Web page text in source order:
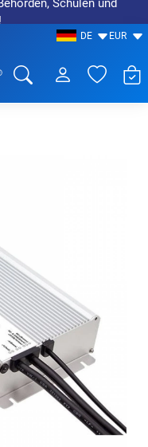
Schulen und
DE EUR